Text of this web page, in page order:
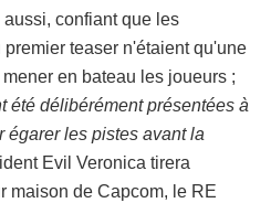
confiant que les
teaser n'étaient qu'une
en bateau les joueurs ;
été délibérément présentées à
égarer les pistes avant la
Evil Veronica tirera
maison de Capcom, le RE